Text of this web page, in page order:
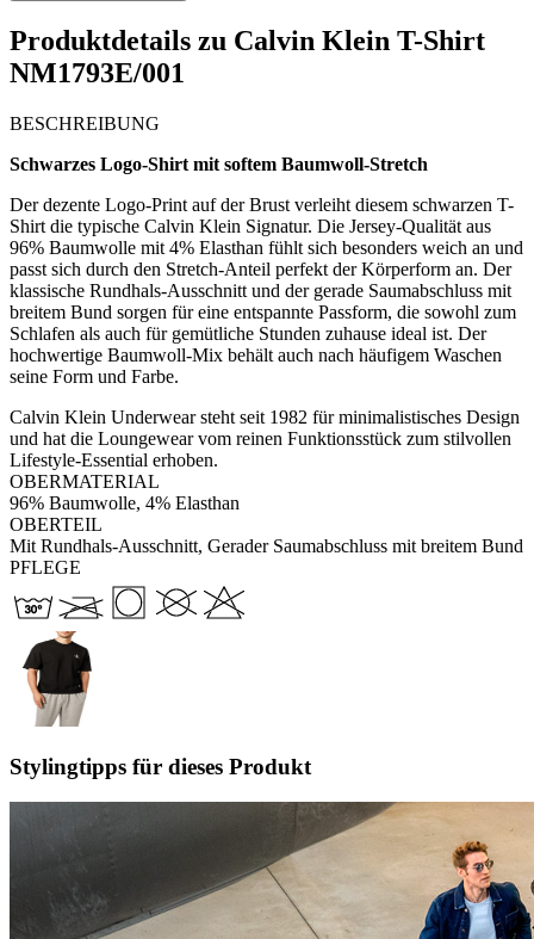
Produktdetails zu Calvin Klein T-Shirt
NM1793E/001
BESCHREIBUNG
Schwarzes Logo-Shirt mit softem Baumwoll-Stretch
Der dezente Logo-Print auf der Brust verleiht diesem schwarzen T-
Shirt die typische Calvin Klein Signatur. Die Jersey-Qualität aus
96% Baumwolle mit 4% Elasthan fühlt sich besonders weich an und
passt sich durch den Stretch-Anteil perfekt der Körperform an. Der
klassische Rundhals-Ausschnitt und der gerade Saumabschluss mit
breitem Bund sorgen für eine entspannte Passform, die sowohl zum
Schlafen als auch für gemütliche Stunden zuhause ideal ist. Der
hochwertige Baumwoll-Mix behält auch nach häufigem Waschen
seine Form und Farbe.
Calvin Klein Underwear steht seit 1982 für minimalistisches Design
und hat die Loungewear vom reinen Funktionsstück zum stilvollen
Lifestyle-Essential erhoben.
OBERMATERIAL
96% Baumwolle, 4% Elasthan
OBERTEIL
Mit Rundhals-Ausschnitt, Gerader Saumabschluss mit breitem Bund
PFLEGE
Stylingtipps für dieses Produkt